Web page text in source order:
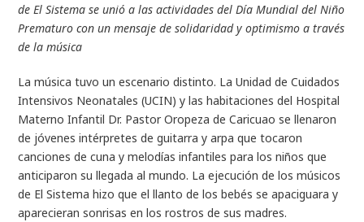
de El Sistema se unió a las actividades del Día Mundial del Niño
Prematuro con un mensaje de solidaridad y optimismo a través
de la música
La música tuvo un escenario distinto. La Unidad de Cuidados
Intensivos Neonatales (UCIN) y las habitaciones del Hospital
Materno Infantil Dr. Pastor Oropeza de Caricuao se llenaron
de jóvenes intérpretes de guitarra y arpa que tocaron
canciones de cuna y melodías infantiles para los niños que
anticiparon su llegada al mundo. La ejecución de los músicos
de El Sistema hizo que el llanto de los bebés se apaciguara y
aparecieran sonrisas en los rostros de sus madres.